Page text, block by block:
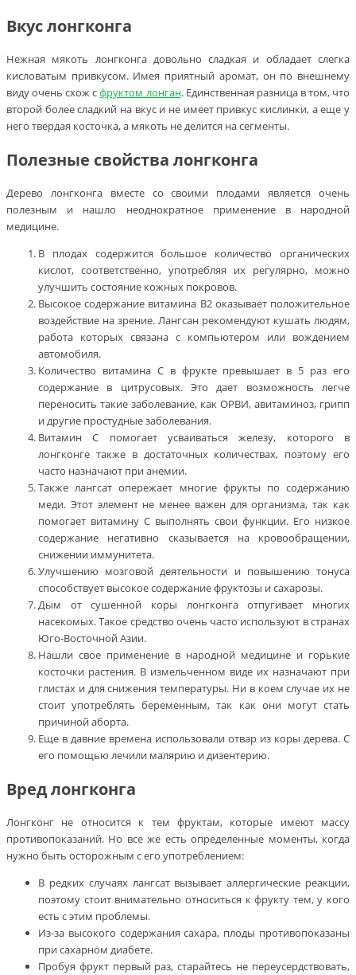
Вкус лонгконга
Нежная мякоть лонгконга довольно сладкая и обладает слегка
кисловатым привкусом. Имея приятный аромат, он по внешнему
виду очень схож сфруктом лонган. Единственная разница в том, что
второй более сладкий на вкус и не имеет привкус кислинки, а еще у
него твердая косточка, а мякоть не делится на сегменты.
Полезные свойства лонгконга
Дерево лонгконга вместе со своими плодами является очень
полезным и нашло неоднократное применение в народной
медицине.
В плодах содержится большое количество органических
кислот, соответственно, употребляя их регулярно, можно
улучшить состояние кожных покровов.
Высокое содержание витамина В2 оказывает положительное
воздействие на зрение. Лангсан рекомендуют кушать людям,
работа которых связана с компьютером или вождением
автомобиля.
Количество витамина С в фрукте превышает в 5 раз его
содержание в цитрусовых. Это дает возможность легче
переносить такие заболевание, как ОРВИ, авитаминоз, грипп
и другие простудные заболевания.
Витамин С помогает усваиваться железу, которого в
лонгконге также в достаточных количествах, поэтому его
часто назначают при анемии.
Также лангсат опережает многие фрукты по содержанию
меди. Этот элемент не менее важен для организма, так как
помогает витамину С выполнять свои функции. Его низкое
содержание негативно сказывается на кровообращении,
снижении иммунитета.
Улучшению мозговой деятельности и повышению тонуса
способствует высокое содержание фруктозы и сахарозы.
Дым от сушенной коры лонгконга отпугивает многих
насекомых. Такое средство очень часто используют в странах
Юго-Восточной Азии.
Нашли свое применение в народной медицине и горькие
косточки растения. В измельченном виде их назначают при
глистах и для снижения температуры. Ни в коем случае их не
стоит употреблять беременным, так как они могут стать
причиной аборта.
Еще в давние времена использовали отвар из коры дерева. С
его помощью лечили малярию и дизентерию.
Вред лонгконга
Лонгконг не относится к тем фруктам, которые имеют массу
противопоказаний. Но все же есть определенные моменты, когда
нужно быть осторожным с его употреблением:
В редких случаях лангсат вызывает аллергические реакции,
поэтому стоит внимательно относиться к фрукту тем, у кого
есть с этим проблемы.
Из-за высокого содержания сахара, плоды противопоказаны
при сахарном диабете.
Пробуя фрукт первый раз, старайтесь не переусердствовать,